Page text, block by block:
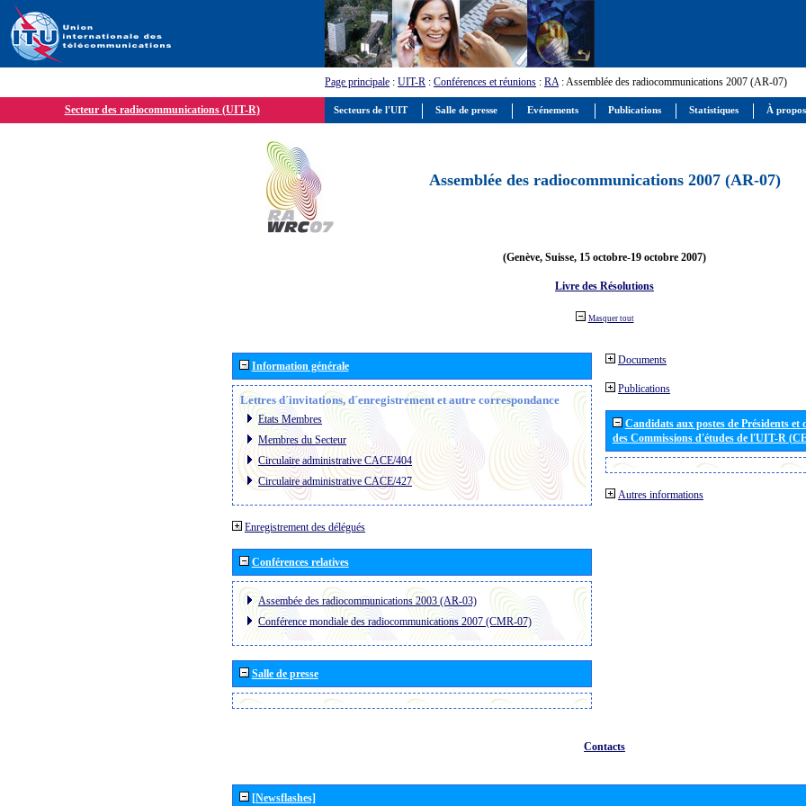
Page principale : UIT-R : Conférences et réunions : RA: Assemblée des radiocommunications 2007 (AR-07)
Secteur des radiocommunications (UIT-R)
Assemblée des radiocommunications 2007 (AR-07)
(Genève, Suisse, 15 octobre-19 octobre 2007)
Livre des Résolutions
Masquer tout
Information générale
Lettres d´invitations, d´enregistrement et autre correspondance
Etats Membres
Membres du Secteur
Circulaire administrative CACE/404
Circulaire administrative CACE/427
Enregistrement des délégués
Conférences relatives
Assembée des radiocommunications 2003 (AR-03)
Conférence mondiale des radiocommunications 2007 (CMR-07)
Salle de presse
Documents
Publications
Candidats aux postes de Présidents et
des Commissions d'études de l'UIT-R
Autres informations
Contacts
[Newsflashes]
Secteurs de l'UIT Salle de presse Evénements Publications Statistiques À